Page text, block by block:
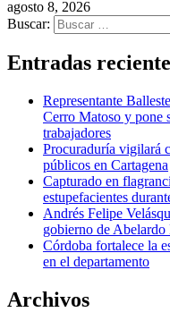
agosto 8, 2026
Buscar:
Entradas
Representante
Cerro Matoso y pone
trabajadores
Procuraduría vigilará
públicos en Cartagena
Capturado en
estupefacientes
Andrés Felipe
gobierno de
Córdoba fortalece la
en el departamento
Archivos